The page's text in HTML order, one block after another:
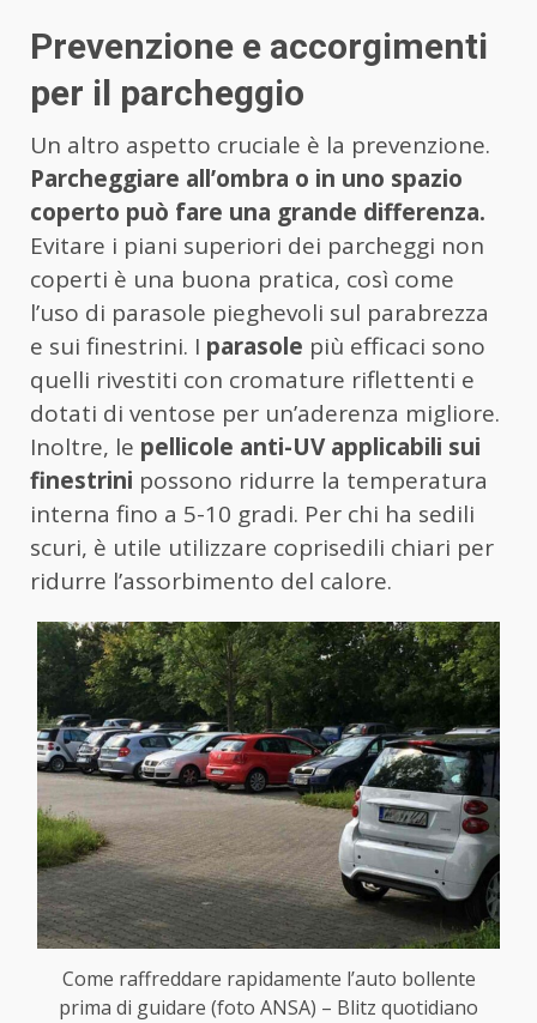
Prevenzione e accorgimenti
per il parcheggio
Un altro aspetto cruciale è la prevenzione.
Parcheggiare all’ombra o in uno spazio
coperto può fare una grande differenza.
Evitare i piani superiori dei parcheggi non
coperti è una buona pratica, così come
l’uso di parasole pieghevoli sul parabrezza
e sui finestrini. I parasole più efficaci sono
quelli rivestiti con cromature riflettenti e
dotati di ventose per un’aderenza migliore.
Inoltre, le pellicole anti-UV applicabili sui
finestrini possono ridurre la temperatura
interna fino a 5-10 gradi. Per chi ha sedili
scuri, è utile utilizzare coprisedili chiari per
ridurre l’assorbimento del calore.
Come raffreddare rapidamente l’auto bollente
prima di guidare (foto ANSA) – Blitz quotidiano